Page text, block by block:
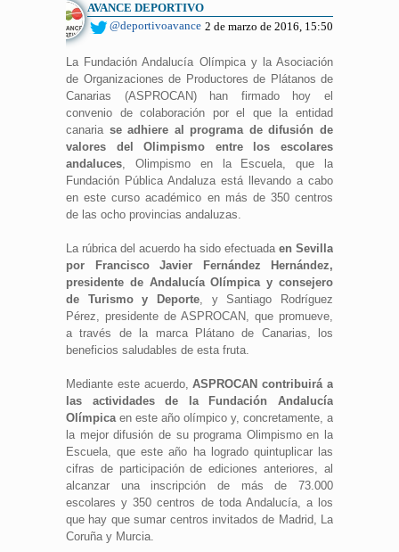
AVANCE DEPORTIVO
@deportivoavance 2 de marzo de 2016, 15:50
La Fundación Andalucía Olímpica y la Asociación
de Organizaciones de Productores de Plátanos de
Canarias (ASPROCAN) han firmado hoy el
convenio de colaboración por el que la entidad
canariase adhiere al programa de difusión de
valores del Olimpismo entre los escolares
andaluces, Olimpismo en la Escuela, que la
Fundación Pública Andaluza está llevando a cabo
en este curso académico en más de 350 centros
de las ocho provincias andaluzas.
La rúbrica del acuerdo ha sido efectuada en Sevilla
por Francisco Javier Fernández Hernández,
presidente de Andalucía Olímpica y consejero
de Turismo y Deporte, y Santiago Rodríguez
Pérez, presidente de ASPROCAN, que promueve,
a través de la marca Plátano de Canarias, los
beneficios saludables de esta fruta.
Mediante este acuerdo,ASPROCAN contribuirá a
las actividades de la Fundación Andalucía
Olímpicaen este año olímpico y, concretamente, a
la mejor difusión de su programa Olimpismo en la
Escuela, que este año ha logrado quintuplicar las
cifras de participación de ediciones anteriores, al
alcanzar una inscripción de más de 73.000
escolares y 350 centros de toda Andalucía, a los
que hay que sumar centros invitados de Madrid, La
Coruña y Murcia.